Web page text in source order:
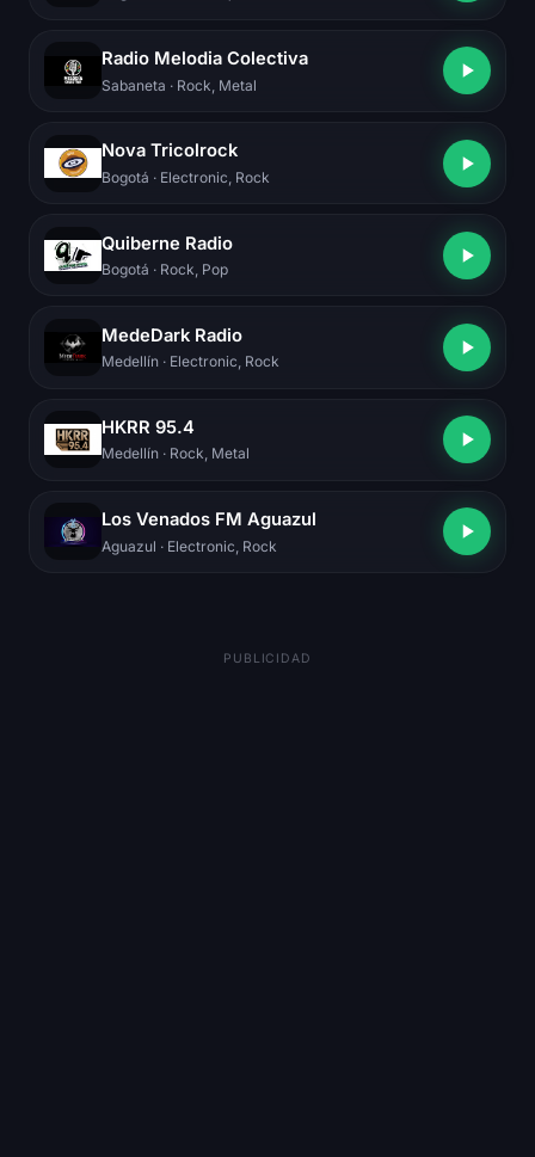
Radio Melodia Colectiva
Sabaneta · Rock, Metal
Nova Tricolrock
Bogotá · Electronic, Rock
Quiberne Radio
Bogotá · Rock, Pop
MedeDark Radio
Medellín · Electronic, Rock
HKRR 95.4
Medellín · Rock, Metal
Los Venados FM Aguazul
Aguazul · Electronic, Rock
PUBLICIDAD